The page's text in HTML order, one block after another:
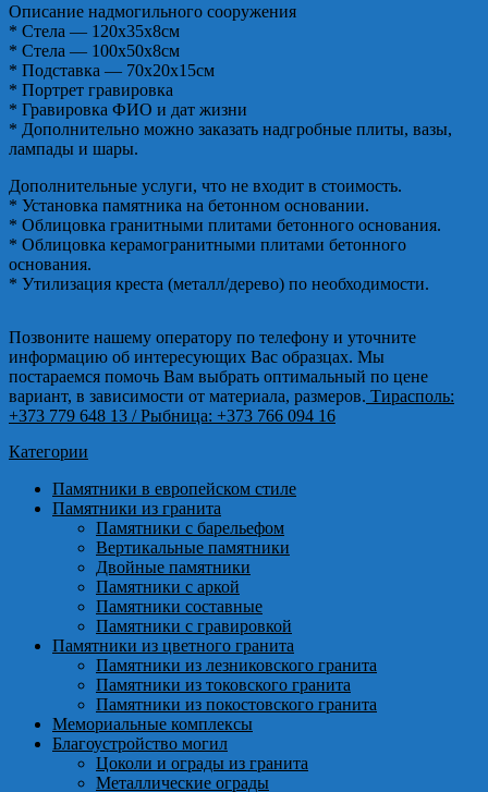
Описание надмогильного сооружения
* Стела — 120х35х8см
* Стела — 100х50х8см
* Подставка — 70х20х15см
* Портрет гравировка
* Гравировка ФИО и дат жизни
* Дополнительно можно заказать надгробные плиты, вазы,
лампады и шары.
Дополнительные услуги, что не входит в стоимость.
* Установка памятника на бетонном основании.
* Облицовка гранитными плитами бетонного основания.
* Облицовка керамогранитными плитами бетонного
основания.
* Утилизация креста (металл/дерево) по необходимости.
Позвоните нашему оператору по телефону и уточните
информацию об интересующих Вас образцах. Мы
постараемся помочь Вам выбрать оптимальный по цене
вариант, в зависимости от материала, размеров. Тирасполь:
+373 779 648 13 / Рыбница: +373 766 094 16
Категории
Памятники в европейском стиле
Памятники из гранита
Памятники с барельефом
Вертикальные памятники
Двойные памятники
Памятники с аркой
Памятники составные
Памятники с гравировкой
Памятники из цветного гранита
Памятники из лезниковского гранита
Памятники из токовского гранита
Памятники из покостовского гранита
Мемориальные комплексы
Благоустройство могил
Цоколи и ограды из гранита
Металлические ограды